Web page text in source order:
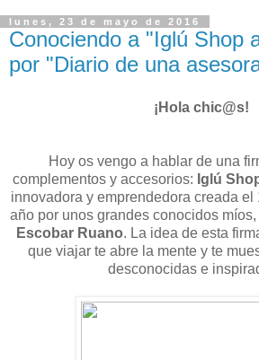
lunes, 23 de mayo de 2016
Conociendo a "Iglú Shop
por "Diario de una
¡Hola chic@s!
Hoy os vengo a hablar de una
complementos y accesorios: Iglú
innovadora y emprendedora creada el
año por unos grandes conocidos míos,
Escobar Ruano. La idea de esta
que viajar te abre la mente y te
desconocidas e